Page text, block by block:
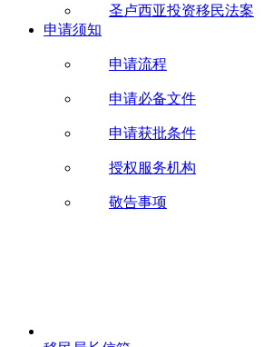
圣卢西亚投资移民法案
申请须知
申请流程
申请必备文件
申请获批条件
授权服务机构
敬告事项